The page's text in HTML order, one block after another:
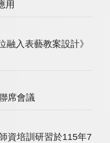
用
融入表藝教案設計》
席會議
資培訓研習於115年7